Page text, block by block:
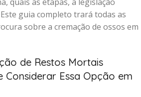
guia completo trará todas as
sobre a cremação de ossos em
de Restos Mortais
Considerar Essa Opção em